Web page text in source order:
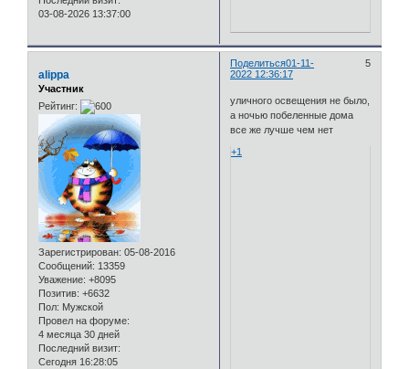
03-08-2026 13:37:00
Поделиться 5
01-11-
2022 12:36:17
alippa
Участник
Рейтинг:
Зарегистрирован: 05-08-2016
Сообщений: 13359
Уважение: +8095
Позитив: +6632
Пол: Мужской
Провел на форуме:
4 месяца 30 дней
Последний визит:
Сегодня 16:28:05
уличного освещения не было,
а ночью побеленные дома
все же лучше чем нет
+1